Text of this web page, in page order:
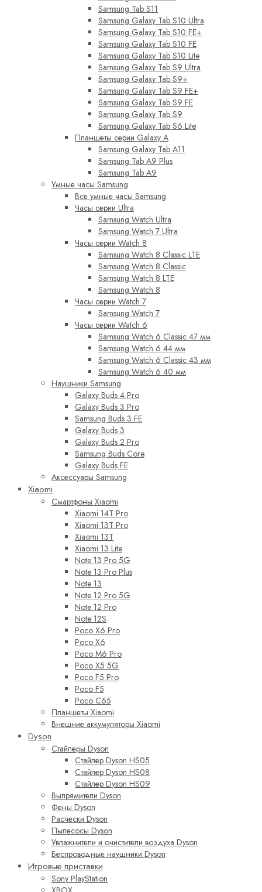
Samsung Tab S11
Samsung Galaxy Tab S10 Ultra
Samsung Galaxy Tab S10 FE+
Samsung Galaxy Tab S10 FE
Samsung Galaxy Tab S10 Lite
Samsung Galaxy Tab S9 Ultra
Samsung Galaxy Tab S9+
Samsung Galaxy Tab S9 FE+
Samsung Galaxy Tab S9 FE
Samsung Galaxy Tab S9
Samsung Galaxy Tab S6 Lite
Планшеты серии Galaxy A
Samsung Galaxy Tab A11
Samsung Tab A9 Plus
Samsung Tab A9
Умные часы Samsung
Все умные часы Samsung
Часы серии Ultra
Samsung Watch Ultra
Samsung Watch 7 Ultra
Часы серии Watch 8
Samsung Watch 8 Classic LTE
Samsung Watch 8 Classic
Samsung Watch 8 LTE
Samsung Watch 8
Часы серии Watch 7
Samsung Watch 7
Часы серии Watch 6
Samsung Watch 6 Classic 47 мм
Samsung Watch 6 44 мм
Samsung Watch 6 Classic 43 мм
Samsung Watch 6 40 мм
Наушники Samsung
Galaxy Buds 4 Pro
Galaxy Buds 3 Pro
Samsung Buds 3 FE
Galaxy Buds 3
Galaxy Buds 2 Pro
Samsung Buds Core
Galaxy Buds FE
Аксессуары Samsung
Xiaomi
Смартфоны Xiaomi
Xiaomi 14T Pro
Xiaomi 13T Pro
Xiaomi 13T
Xiaomi 13 Lite
Note 13 Pro 5G
Note 13 Pro Plus
Note 13
Note 12 Pro 5G
Note 12 Pro
Note 12S
Poco X6 Pro
Poco X6
Poco M6 Pro
Poco X5 5G
Poco F5 Pro
Poco F5
Poco C65
Планшеты Xiaomi
Внешние аккумуляторы Xiaomi
Dyson
Стайлеры Dyson
Стайлер Dyson HS05
Стайлер Dyson HS08
Стайлер Dyson HS09
Выпрямители Dyson
Фены Dyson
Расчески Dyson
Пылесосы Dyson
Увлажнители и очистители воздуха Dyson
Беспроводные наушники Dyson
Игровые приставки
Sony PlayStation